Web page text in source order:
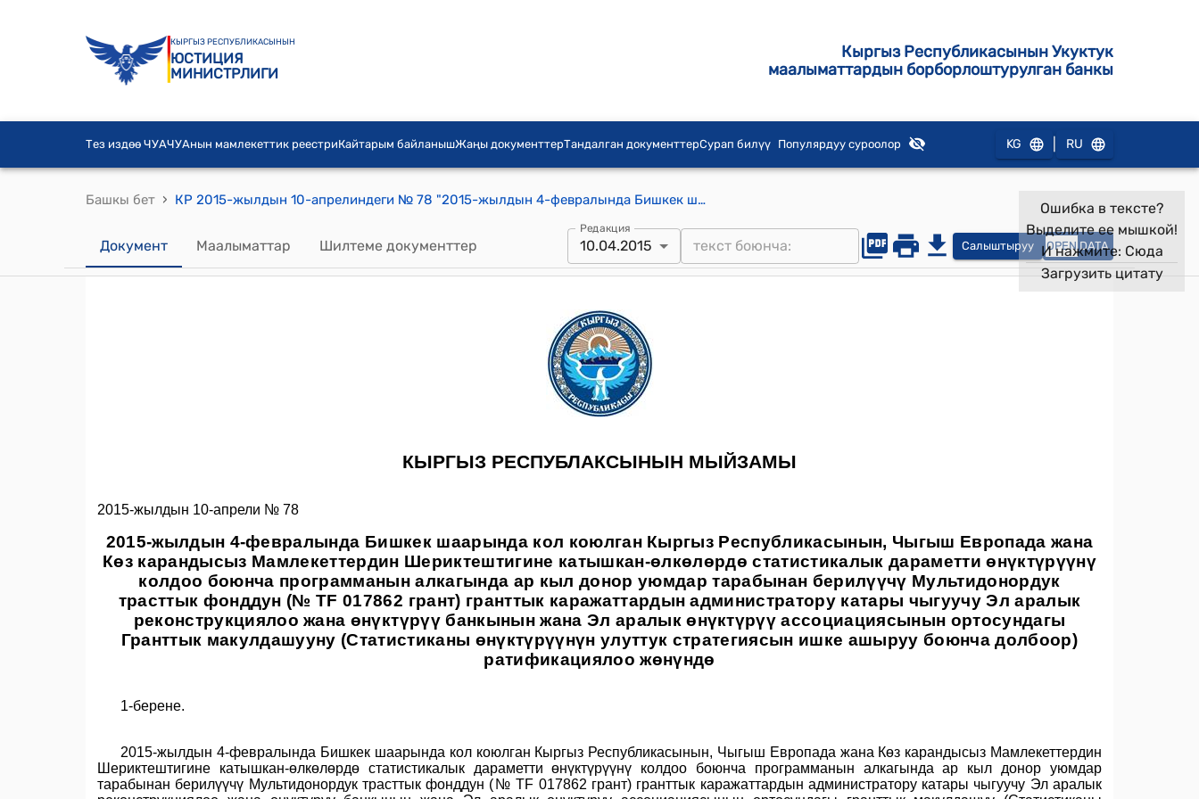
КЫРГЫЗ РЕСПУБЛИКАСЫНЫН
ЮСТИЦИЯ
МИНИСТРЛИГИ
Кыргыз Республикасынын Укуктук
маалыматтардын борборлоштурулган банкы
Тез издөө ЧУАЧУАнын мамлекеттик реестриКайтарым байланышЖаңы документтерТандалган документтерСурап билүү Популярдуу суроолор KG RU
Башкы бет › КР 2015-жылдын 10-апрелиндеги № 78 "2015-жылдын 4-февралында Бишкек шаарында кол коюлган Кыргыз Республикасынын, Чыгыш Европада жана Көз карандысыз Мамлекеттердин Шериктештигине катышкан-өлкөлөрдө статистикалык дараметти өнүктүрүүнү колдоо боюнча программанын алкагында ар кыл донор уюмдар тарабынан берилүүчү Мультидонордук трасттык фонддун (№ TF 017862 грант) гранттык каражаттардын администратору катары чыгуучу Эл аралык реконструкциялоо жана өнүктүрүү банкынын жана Эл аралык өнүктүрүү ассоциациясынын ортосундагы Гранттык макулдашууну (Статистиканы өнүктүрүүнүн улуттук стратегиясын ишке ашыруу боюнча долбоор) ратификациялоо жөнүндө" Мыйзамы
Документ Маалыматтар Шилтеме документтер
Редакция
10.04.2015 Салыштыруу OPEN DATA
Ошибка в тексте?
Выделите ее мышкой!
И нажмите: Сюда
Загрузить цитату